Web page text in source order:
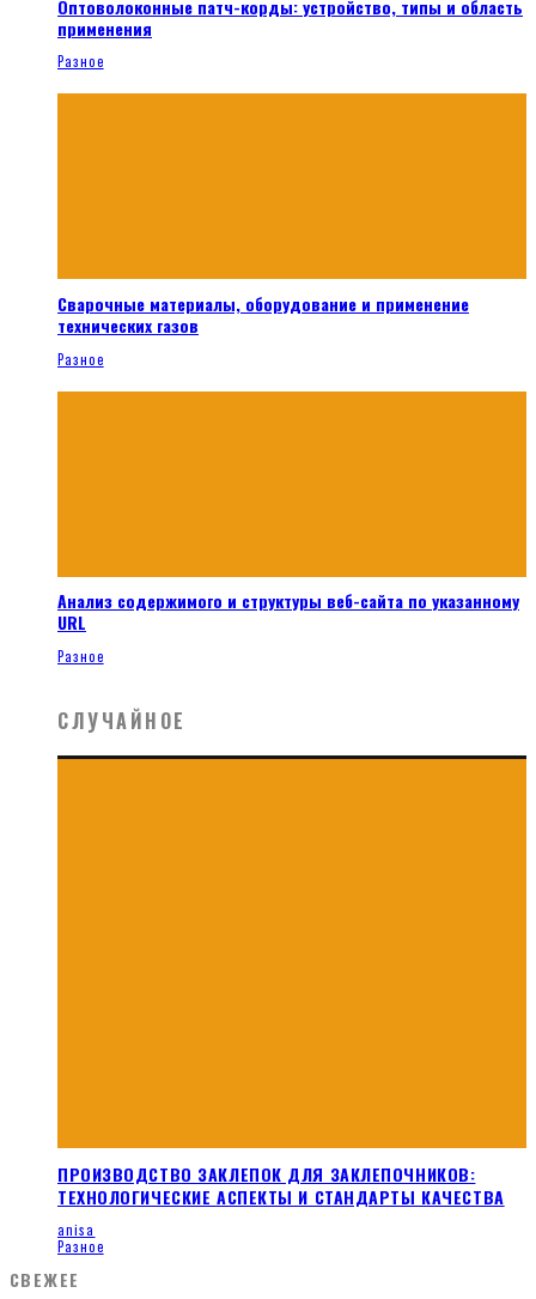
Оптоволоконные патч-корды: устройство, типы и область
применения
Разное
Сварочные материалы, оборудование и применение
технических газов
Разное
Анализ содержимого и структуры веб-сайта по указанному
URL
Разное
СЛУЧАЙНОЕ
ПРОИЗВОДСТВО ЗАКЛЕПОК ДЛЯ ЗАКЛЕПОЧНИКОВ:
ТЕХНОЛОГИЧЕСКИЕ АСПЕКТЫ И СТАНДАРТЫ КАЧЕСТВА
anisa
Разное
СВЕЖЕЕ